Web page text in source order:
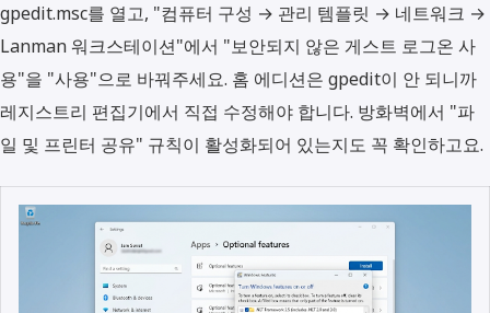
gpedit.msc를 열고, "컴퓨터 구성 → 관리 템플릿 → 네트워크 →
Lanman 워크스테이션"에서 "보안되지 않은 게스트 로그온 사
용"을 "사용"으로 바꿔주세요. 홈 에디션은 gpedit이 안 되니까
레지스트리 편집기에서 직접 수정해야 합니다. 방화벽에서 "파
일 및 프린터 공유" 규칙이 활성화되어 있는지도 꼭 확인하고요.